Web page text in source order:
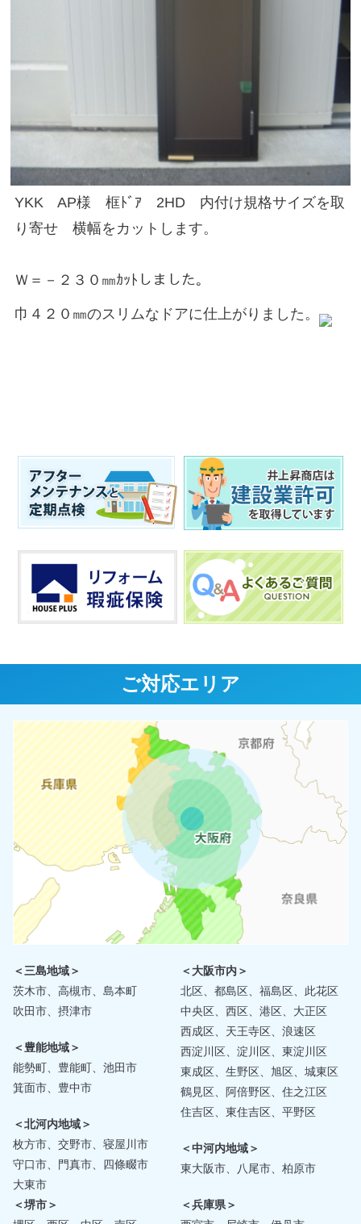
YKK AP様 框ﾄﾞｱ 2HD 内付け規格サイズを取
り寄せ 横幅をカットします。
Ｗ＝－２３０㎜ｶｯﾄしました。
巾４２０㎜のスリムなドアに仕上がりました。
ご対応エリア
＜三島地域＞
茨木市、高槻市、島本町
吹田市、摂津市
＜豊能地域＞
能勢町、豊能町、池田市
箕面市、豊中市
＜北河内地域＞
枚方市、交野市、寝屋川市
守口市、門真市、四條畷市
大東市
＜大阪市内＞
北区、都島区、福島区、此花区
中央区、西区、港区、大正区
西成区、天王寺区、浪速区
西淀川区、淀川区、東淀川区
東成区、生野区、旭区、城東区
鶴見区、阿倍野区、住之江区
住吉区、東住吉区、平野区
＜中河内地域＞
東大阪市、八尾市、柏原市
＜堺市＞
＜兵庫県＞